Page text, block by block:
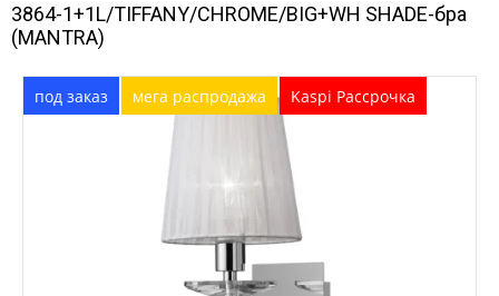
3864-1+1L/TIFFANY/CHROME/BIG+WH SHADE-бра
(MANTRA)
под заказ мега распродажа Kaspi Рассрочка